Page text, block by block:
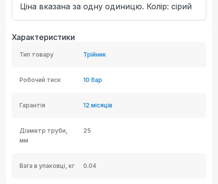
Ціна вказана за одну одиницю. Колір: сірий
Характеристики
Тип товару Трійник
Робочий тиск 10 бар
Гарантія 12 місяців
Діаметр труби,
мм
25
Вага в упаковці, кг 0.04